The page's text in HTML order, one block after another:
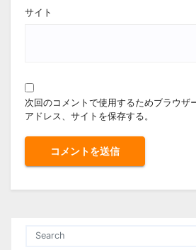
サイト
次回のコメントで使用するためブラウザ
アドレス、サイトを保存する。